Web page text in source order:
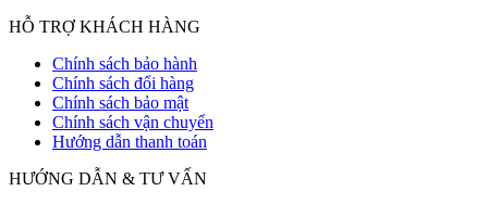
HỖ TRỢ KHÁCH HÀNG
Chính sách bảo hành
Chính sách đổi hàng
Chính sách bảo mật
Chính sách vận chuyển
Hướng dẫn thanh toán
HƯỚNG DẪN & TƯ VẤN